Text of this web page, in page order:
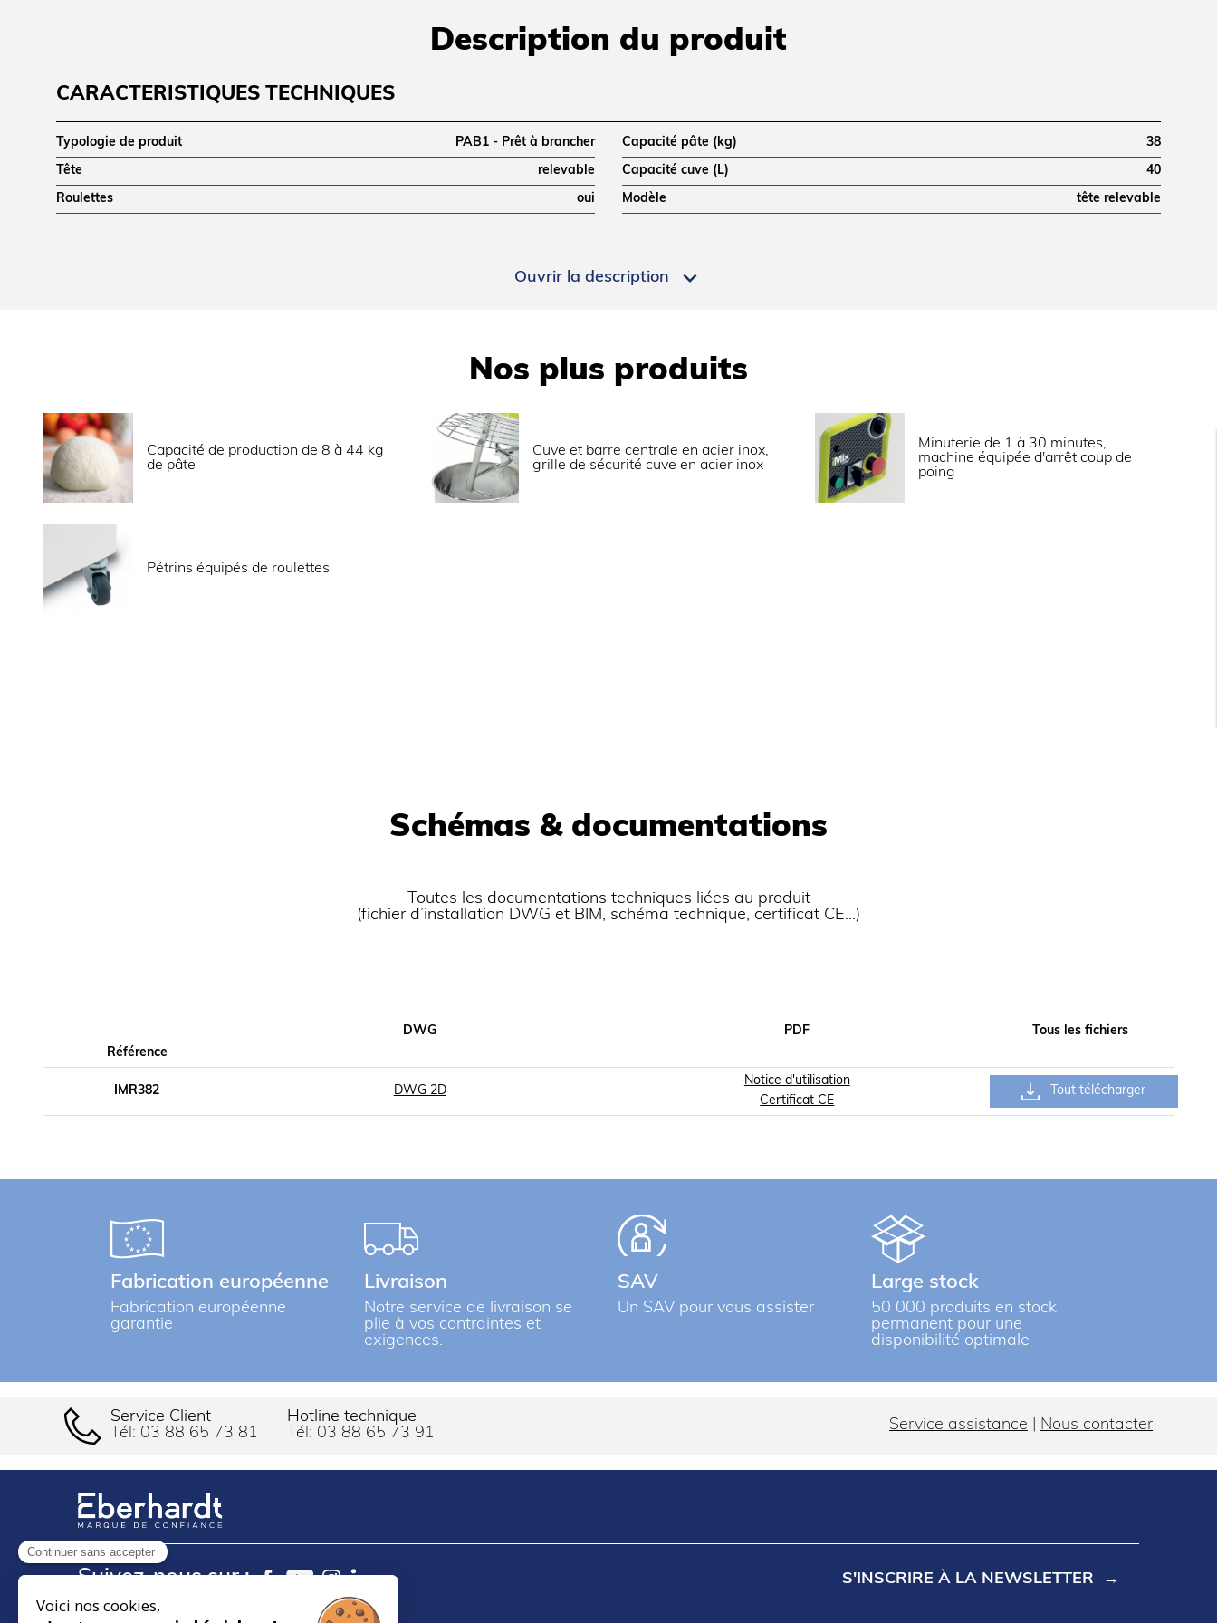
Continuer sans accepter
Voici nos cookies,
Ouvrir la description 
Description du produit
CARACTÉRISTIQUES TECHNIQUES
Typologie de produit PAB1 - Prêt à brancher Capacité pâte (kg) 38
Tête relevable Capacité cuve (L) 40
Roulettes oui Modèle tête relevable
Hauteur (mm)
Poids net (kg) 129 Dimensions extérieures (LxPxH) (mm) 480x830x790
Puissance électrique raccordée (W)
Fréquence (Hz)
2ème vitesse : cuve 15t/mn, outil 150t/mn). Corps de machine en
acier traité époxy. Bras de séparation de pâte en inox.
Nos plus produits
Capacité de production de 8 à 44 kg
de pâte
Cuve et barre centrale en acier inox,
grille de sécurité cuve en acier inox
Minuterie de 1 à 30 minutes,
machine équipée d'arrêt coup de
poing
Pétrins équipés de roulettes
Schémas & documentations
Toutes les documentations techniques liées au produit
(fichier d’installation DWG et BIM, schéma technique, certificat CE…)
Référence
DWG PDF Tous les fichiers
IMR382 DWG 2D
Notice d'utilisation
Certificat CE
Tout télécharger
Fabrication européenne
Fabrication européenne
garantie
Livraison
Notre service de livraison se
plie à vos contraintes et
exigences.
SAV
Un SAV pour vous assister
Large stock
50 000 produits en stock
permanent pour une
disponibilité optimale
Service Client
Tél: 03 88 65 73 81
Hotline technique
Tél: 03 88 65 73 91 Service assistance Nous contacter
Suivez-nous sur : S'INSCRIRE À LA NEWSLETTER